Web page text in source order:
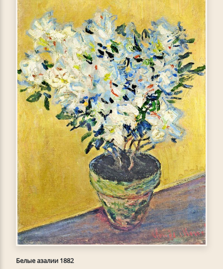
Белые азалии 1882